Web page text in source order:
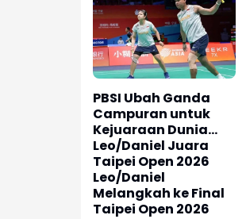
PBSI Ubah Ganda
Campuran untuk
Kejuaraan Dunia
2026
Leo/Daniel Juara
Taipei Open 2026
Leo/Daniel
Melangkah ke Final
Taipei Open 2026